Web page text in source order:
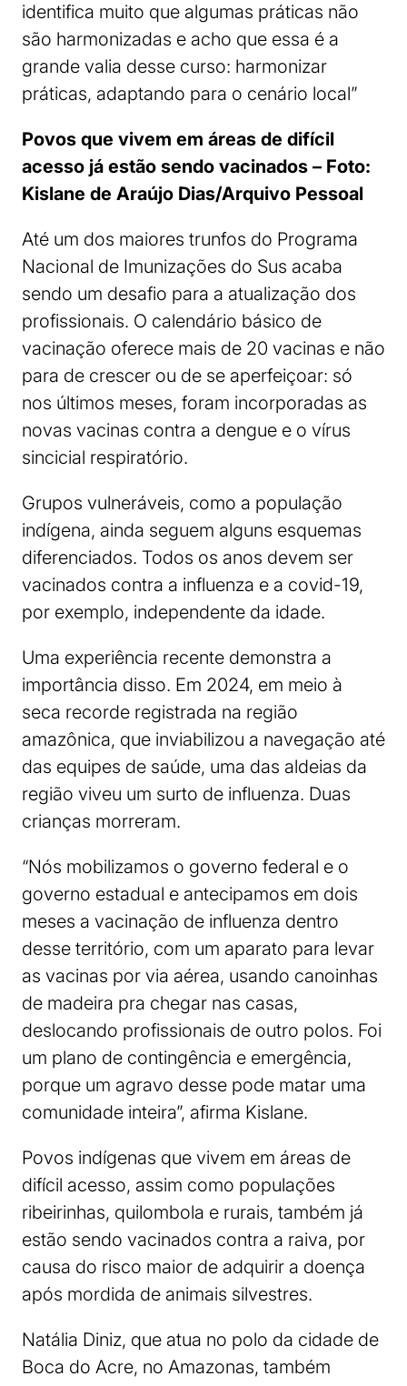
identifica muito que algumas práticas não
são harmonizadas e acho que essa é a
grande valia desse curso: harmonizar
práticas, adaptando para o cenário local”
Povos que vivem em áreas de difícil
acesso já estão sendo vacinados – Foto:
Kislane de Araújo Dias/Arquivo Pessoal
Até um dos maiores trunfos do Programa
Nacional de Imunizações do Sus acaba
sendo um desafio para a atualização dos
profissionais. O calendário básico de
vacinação oferece mais de 20 vacinas e não
para de crescer ou de se aperfeiçoar: só
nos últimos meses, foram incorporadas as
novas vacinas contra a dengue e o vírus
sincicial respiratório.
Grupos vulneráveis, como a população
indígena, ainda seguem alguns esquemas
diferenciados. Todos os anos devem ser
vacinados contra a influenza e a covid-19,
por exemplo, independente da idade.
Uma experiência recente demonstra a
importância disso. Em 2024, em meio à
seca recorde registrada na região
amazônica, que inviabilizou a navegação até
das equipes de saúde, uma das aldeias da
região viveu um surto de influenza. Duas
crianças morreram.
“Nós mobilizamos o governo federal e o
governo estadual e antecipamos em dois
meses a vacinação de influenza dentro
desse território, com um aparato para levar
as vacinas por via aérea, usando canoinhas
de madeira pra chegar nas casas,
deslocando profissionais de outro polos. Foi
um plano de contingência e emergência,
porque um agravo desse pode matar uma
comunidade inteira”, afirma Kislane.
Povos indígenas que vivem em áreas de
difícil acesso, assim como populações
ribeirinhas, quilombola e rurais, também já
estão sendo vacinados contra a raiva, por
causa do risco maior de adquirir a doença
após mordida de animais silvestres.
Natália Diniz, que atua no polo da cidade de
Boca do Acre, no Amazonas, também